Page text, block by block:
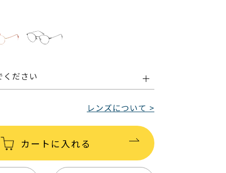
ください
レンズについて >
カートに入れる